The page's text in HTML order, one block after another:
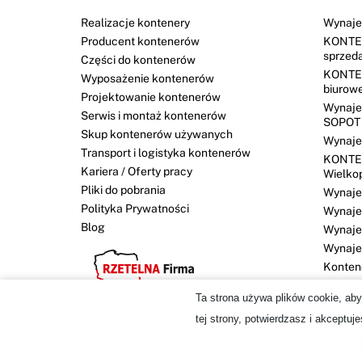
Realizacje kontenery
Producent kontenerów
Części do kontenerów
Wyposażenie kontenerów
Projektowanie kontenerów
Serwis i montaż kontenerów
Skup kontenerów używanych
Transport i logistyka kontenerów
Kariera / Oferty pracy
Pliki do pobrania
Polityka Prywatności
Blog
SOPOT
Ta strona używa plików cookie,
tej strony, potwierdzasz i